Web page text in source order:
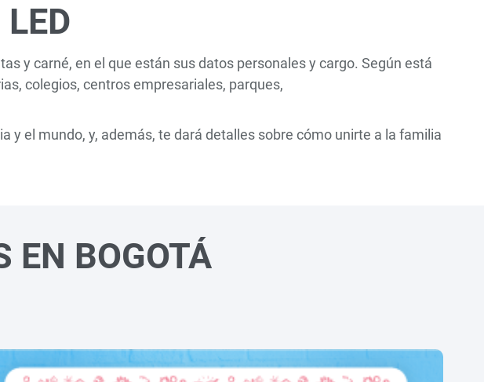
y carné, en el que están sus datos personales y cargo. Según está
colegios, centros empresariales, parques,
y el mundo, y, además, te dará detalles sobre cómo unirte a la familia
EN BOGOTÁ